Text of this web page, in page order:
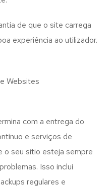
de que o site carrega
experiência ao utilizador.
com a entrega do
e serviços de
o seu sítio esteja sempre
Isso inclui
regulares e